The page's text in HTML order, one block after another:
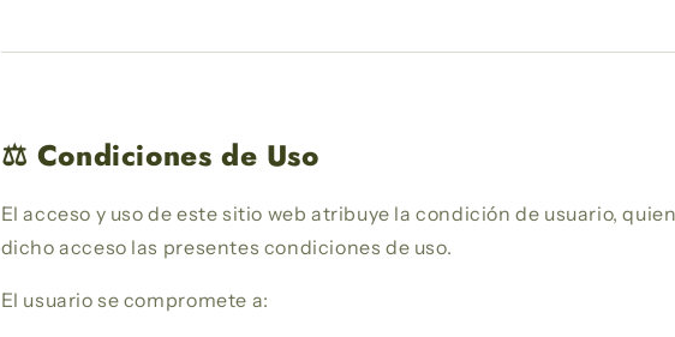
⚖️ Condiciones de Uso
El acceso y uso de este sitio web atribuye la condición de usuario,
dicho acceso las presentes condiciones de uso.
El usuario se compromete a: